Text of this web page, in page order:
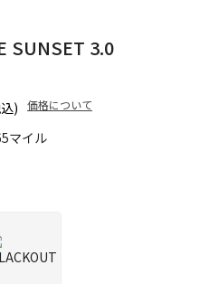
マイル
SUNSET 3.0
) 価格について